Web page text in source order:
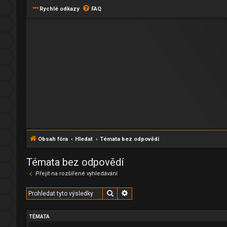
Rychlé odkazy FAQ
Obsah fóra Hledat Témata bez odpovědí
Témata bez odpovědí
Přejít na rozšířené vyhledávání
Hledat
TÉMATA